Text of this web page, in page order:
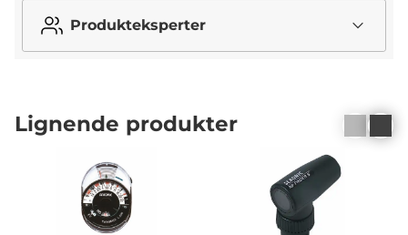
Produkteksperter
Lignende produkter